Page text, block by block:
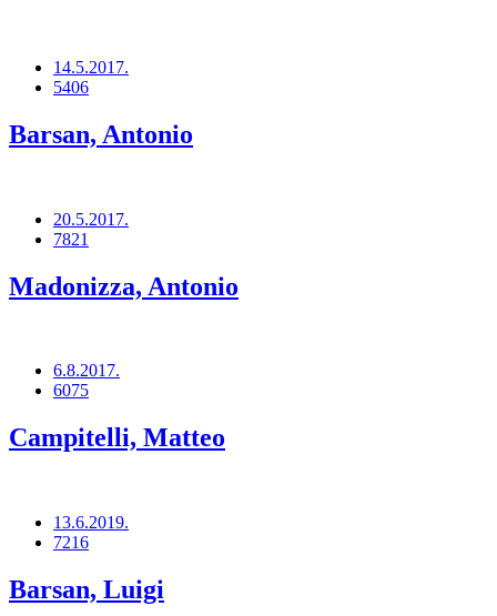
14.5.2017.
5406
Barsan, Antonio
20.5.2017.
7821
Madonizza, Antonio
6.8.2017.
6075
Campitelli, Matteo
13.6.2019.
7216
Barsan, Luigi